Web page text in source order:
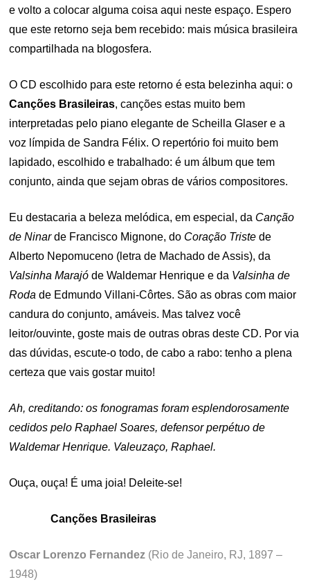
e volto a colocar alguma coisa aqui neste espaço. Espero
que este retorno seja bem recebido: mais música brasileira
compartilhada na blogosfera.
O CD escolhido para este retorno é esta belezinha aqui: o
Canções Brasileiras, canções estas muito bem
interpretadas pelo piano elegante de Scheilla Glaser e a
voz límpida de Sandra Félix. O repertório foi muito bem
lapidado, escolhido e trabalhado: é um álbum que tem
conjunto, ainda que sejam obras de vários compositores.
Eu destacaria a beleza melódica, em especial, da Canção
de Ninarde Francisco Mignone, do Coração Triste de
Alberto Nepomuceno (letra de Machado de Assis), da
Valsinha Marajó de Waldemar Henrique e da Valsinha de
Roda de Edmundo Villani-Côrtes. São as obras com maior
candura do conjunto, amáveis. Mas talvez você
leitor/ouvinte, goste mais de outras obras deste CD. Por via
das dúvidas, escute-o todo, de cabo a rabo: tenho a plena
certeza que vais gostar muito!
Ah, creditando: os fonogramas foram esplendorosamente
cedidos pelo Raphael Soares, defensor perpétuo de
Waldemar Henrique. Valeuzaço, Raphael.
Ouça, ouça! É uma joia! Deleite-se!
Canções Brasileiras
Oscar Lorenzo Fernandez (Rio de Janeiro, RJ, 1897 –
1948)